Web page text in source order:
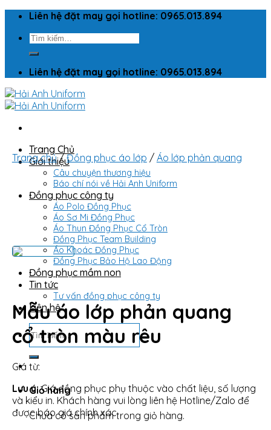
Skip
content
Liên hệ đặt may gọi hotline: 0965.013.894
Tìm
kiếm:
Liên hệ đặt may gọi hotline: 0965.013.894
Trang Chủ
Giới thiệu
Câu chuyện thương hiệu
Báo chí nói về Hải Anh Uniform
Đồng phục công ty
Áo Polo Đồng Phục
Áo Sơ Mi Đồng Phục
Áo Thun Đồng Phục Cổ Tròn
Đồng Phục Team Building
Áo Khoác Đồng Phục
Đồng Phục Bảo Hộ Lao Động
Đồng phục mầm non
Tin tức
Tư vấn đồng phục công ty
Liên hệ
Tìm
kiếm:
Giỏ hàng
Chưa có sản phẩm trong giỏ hàng.
Trang chủ / Đồng phục áo lớp / Áo lớp phản quang
Mẫu áo lớp phản quang
cổ tròn màu rêu
Giá từ:
Lưu ý:Giá đồng phục phụ thuộc vào chất liệu, số lượng
và kiểu in. Khách hàng vui lòng liên hệ Hotline/Zalo để
được báo giá chính xác.